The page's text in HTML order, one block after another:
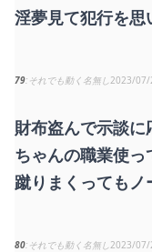
淫夢見て犯行を
79 それでも動く名無し 2023/07/
財布盗んで示談
ちゃんの職業使っ
蹴りまくっても
80 それでも動く名無し 2023/07/